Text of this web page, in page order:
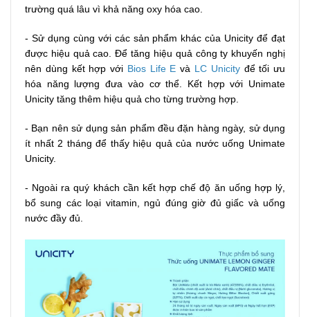
trường quá lâu vì khả năng oxy hóa cao.
- Sử dụng cùng với các sản phẩm khác của Unicity để đạt
được hiệu quả cao. Để tăng hiệu quả công ty khuyến nghị
nên dùng kết hợp với Bios Life E và LC Unicityđể tối ưu
hóa năng lượng đưa vào cơ thể. Kết hợp với Unimate
Unicity tăng thêm hiệu quả cho từng trường hợp.
- Bạn nên sử dụng sản phẩm đều đặn hàng ngày, sử dụng
ít nhất 2 tháng để thấy hiệu quả của nước uống Unimate
Unicity.
- Ngoài ra quý khách cần kết hợp chế độ ăn uống hợp lý,
bổ sung các loại vitamin, ngủ đúng giờ đủ giấc và uống
nước đầy đủ.